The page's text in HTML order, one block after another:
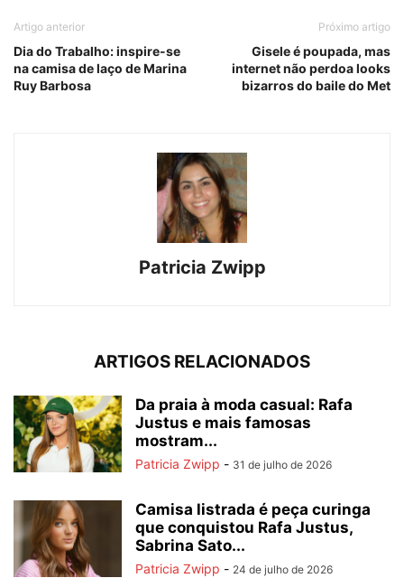
Artigo anterior
Dia do Trabalho: inspire-se
na camisa de laço de Marina
Ruy Barbosa
Próximo artigo
Gisele é poupada, mas
internet não perdoa looks
bizarros do baile do Met
Patricia Zwipp
ARTIGOS RELACIONADOS
Da praia à moda casual: Rafa
Justus e mais famosas
mostram...
Patricia Zwipp - 31 de julho de 2026
Camisa listrada é peça curinga
que conquistou Rafa Justus,
Sabrina Sato...
Patricia Zwipp - 24 de julho de 2026